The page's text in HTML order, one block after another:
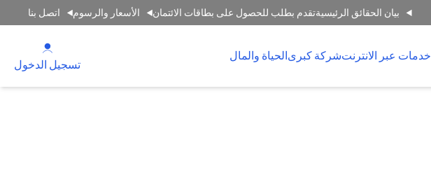
بيان الحقائق الرئيسيةتقدم بطلب للحصول على بطاقات الائتمان الأسعار والرسوم اتصل بنا
خدمات عبر الانترنتشركة كبرىالحياة والمال
تسجيل الدخول